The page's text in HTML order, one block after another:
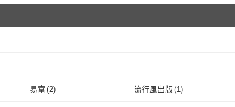
易富 (2) 流行風出版 (1)